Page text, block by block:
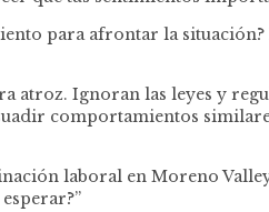
para afrontar la
atroz. Ignoran las leyes y
comportamientos
laboral en Moreno